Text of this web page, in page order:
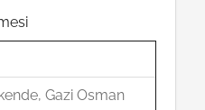
Gazi Osman